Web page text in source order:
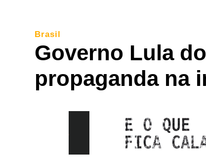
Brasil
Governo Lula
propaganda na